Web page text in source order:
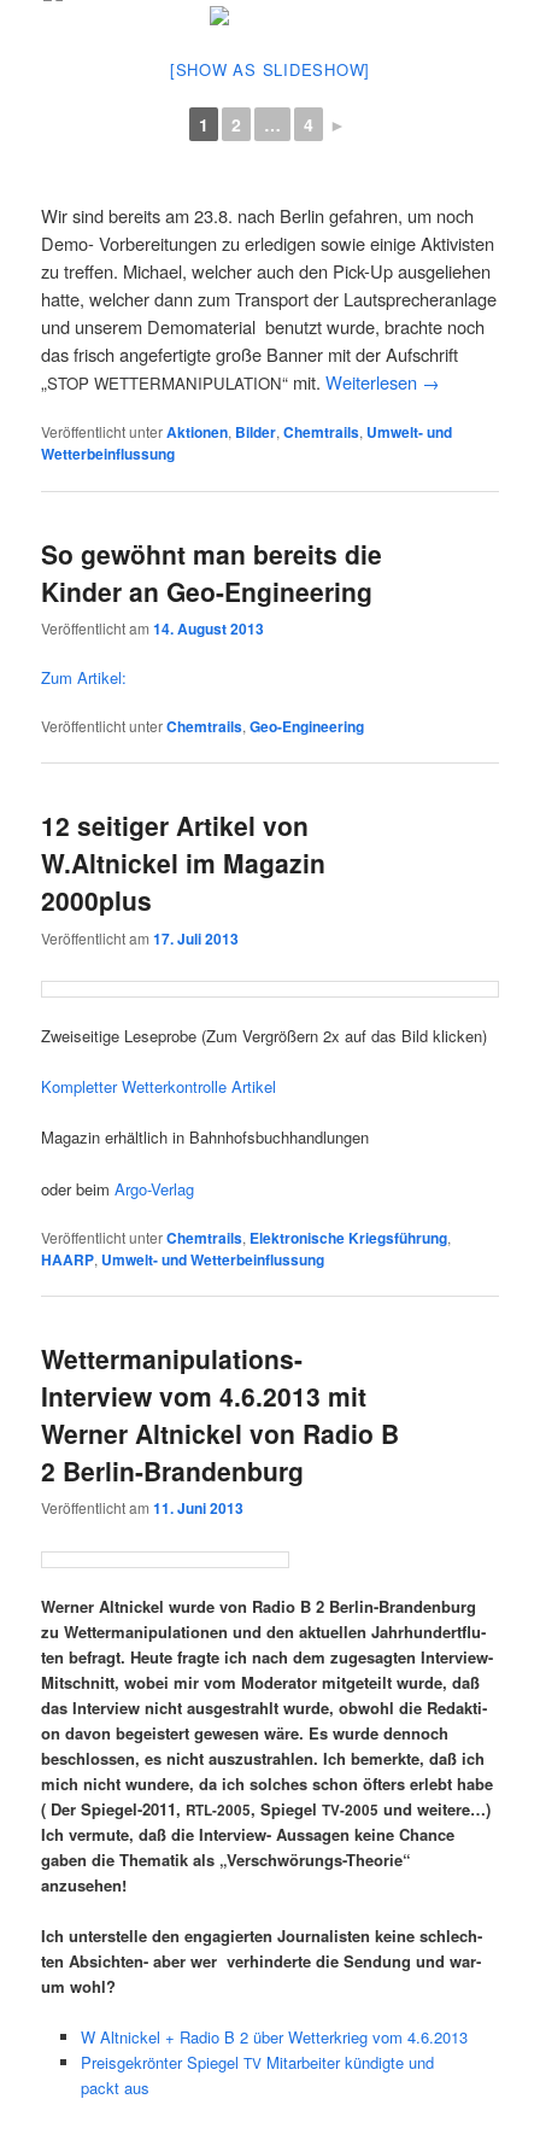
[SHOW AS SLIDESHOW]
1 2 … 4 ►
Wir sind bereits am 23.8. nach Ber­lin gefah­ren, um noch
Demo- Vor­be­rei­tun­gen zu erle­di­gen sowie eini­ge Akti­vis­ten
zu tref­fen. Micha­el, wel­cher auch den Pick-Up aus­ge­lie­hen
hat­te, wel­cher dann zum Trans­port der Laut­spre­cher­an­la­ge
und unse­rem Demo­ma­te­ri­al benutzt wur­de, brach­te noch
das frisch ange­fer­tig­te gro­ße Ban­ner mit der Auf­schrift
„STOP WETTERMANIPULATION“ mit.Wei­ter­le­sen →
Veröffentlicht unterAktionen, Bilder,Chemtrails, Umwelt- und
Wetterbeinflussung
So gewöhnt man bereits die
Kinder an Geo-Engineering
Veröffentlicht am14. August 2013
Zum Arti­kel:
Veröffentlicht unterChemtrails,Geo-Engineering
12 seitiger Artikel von
W.Altnickel im Magazin
2000plus
Veröffentlicht am17. Juli 2013
Zwei­sei­ti­ge Lese­pro­be (Zum Ver­grö­ßern 2x auf das Bild klicken)
Kom­plet­ter Wet­ter­kon­trol­le Artikel
Maga­zin erhält­lich in Bahnhofsbuchhandlungen
oder beimArgo-Ver­lag
Veröffentlicht unterChemtrails, Elektronische Kriegsführung,
HAARP, Umwelt- und Wetterbeinflussung
Wettermanipulations-
Interview vom 4.6.2013 mit
Werner Altnickel von Radio B
2 Berlin-Brandenburg
Veröffentlicht am11. Juni 2013
Wer­ner Alt­ni­ckel wur­de von Radio B 2 Ber­lin-Bran­den­burg
zu Wet­ter­ma­ni­pu­la­tio­nen und den aktu­el­len Jahr­hun­dert­flu­
ten befragt. Heu­te frag­te ich nach dem zuge­sag­ten Inter­view-
Mit­schnitt, wobei mir vom Mode­ra­tor mit­ge­teilt wur­de, daß
das Inter­view nicht aus­ge­strahlt wur­de, obwohl die Redak­ti­
on davon begeis­tert gewe­sen wäre. Es wur­de den­noch
beschlos­sen, es nicht aus­zu­strah­len. Ich bemerk­te, daß ich
mich nicht wun­de­re, da ich sol­ches schon öfters erlebt habe
( Der Spie­gel-2011, RTL-2005, Spie­gelTV-2005 und wei­te­re…)
Ich ver­mu­te, daß die Inter­view- Aus­sa­gen kei­ne Chan­ce
gaben die The­ma­tik als „Ver­schwö­rungs-Theo­rie“
anzusehen!
Ich unter­stel­le den enga­gier­ten Jour­na­lis­ten kei­ne schlech­
ten Absich­ten- aber wer ver­hin­der­te die Sen­dung und war­
um wohl?
W Altnickel + Radio B 2 über Wetterkrieg vom 4.6.2013
Preisgekrönter Spiegel TVMitarbeiter kündigte und
packt aus